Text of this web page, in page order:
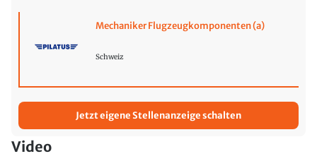
Mechaniker Flugzeugkomponenten (a)
Schweiz
Jetzt eigene Stellenanzeige schalten
Video